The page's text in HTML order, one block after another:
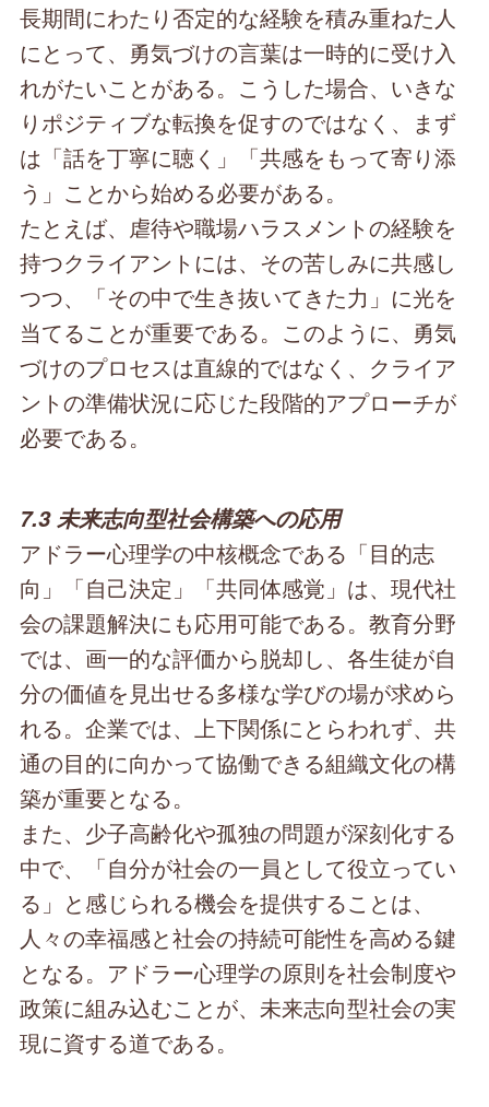
長期間にわたり否定的な経験を積み重ねた人
にとって、勇気づけの言葉は一時的に受け入
れがたいことがある。こうした場合、いきな
りポジティブな転換を促すのではなく、まず
は「話を丁寧に聴く」「共感をもって寄り添
う」ことから始める必要がある。
たとえば、虐待や職場ハラスメントの経験を
持つクライアントには、その苦しみに共感し
つつ、「その中で生き抜いてきた力」に光を
当てることが重要である。このように、勇気
づけのプロセスは直線的ではなく、クライア
ントの準備状況に応じた段階的アプローチが
必要である。
7.3 未来志向型社会構築への応用
アドラー心理学の中核概念である「目的志
向」「自己決定」「共同体感覚」は、現代社
会の課題解決にも応用可能である。教育分野
では、画一的な評価から脱却し、各生徒が自
分の価値を見出せる多様な学びの場が求めら
れる。企業では、上下関係にとらわれず、共
通の目的に向かって協働できる組織文化の構
築が重要となる。
また、少子高齢化や孤独の問題が深刻化する
中で、「自分が社会の一員として役立ってい
る」と感じられる機会を提供することは、
人々の幸福感と社会の持続可能性を高める鍵
となる。アドラー心理学の原則を社会制度や
政策に組み込むことが、未来志向型社会の実
現に資する道である。